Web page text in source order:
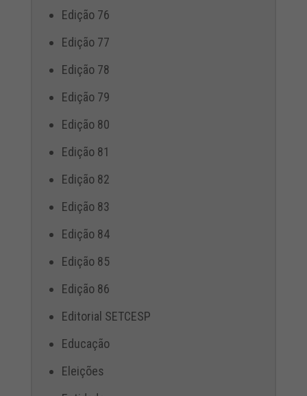
Edição 76
Edição 77
Edição 78
Edição 79
Edição 80
Edição 81
Edição 82
Edição 83
Edição 84
Edição 85
Edição 86
Editorial SETCESP
Educação
Eleições